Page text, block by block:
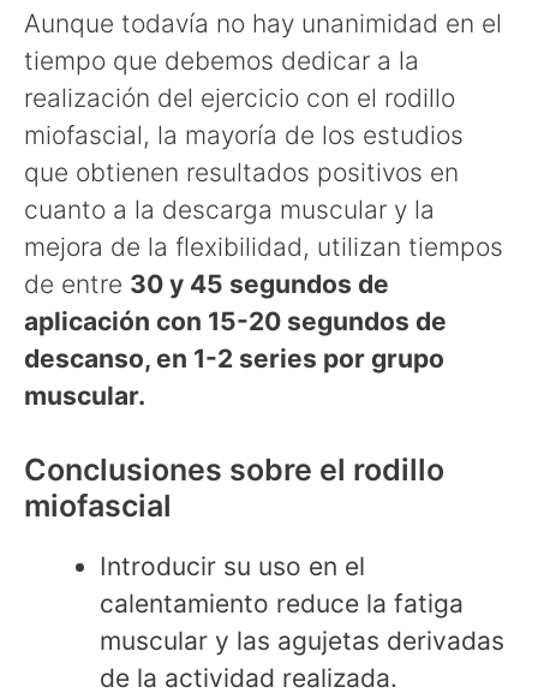
Aunque todavía no hay unanimidad en el
tiempo que debemos dedicar a la
realización del ejercicio con el rodillo
miofascial, la mayoría de los estudios
que obtienen resultados positivos en
cuanto a la descarga muscular y la
mejora de la flexibilidad, utilizan tiempos
de entre 30 y 45 segundos de
aplicación con 15-20 segundos de
descanso, en 1-2 series por grupo
muscular.
Conclusiones sobre el rodillo
miofascial
Introducir su uso en el
calentamiento reduce la fatiga
muscular y las agujetas derivadas
de la actividad realizada.